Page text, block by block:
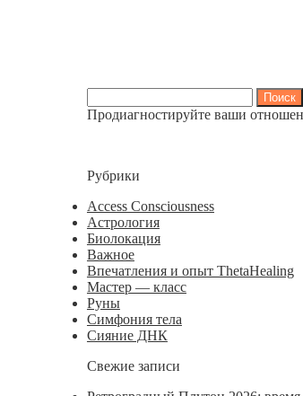
Продиагностируйте ваши
Рубрики
Access Consciousness
Астрология
Биолокация
Важное
Впечатления и опыт ThetaHealing
Мастер — класс
Руны
Симфония тела
Сияние ДНК
Свежие записи